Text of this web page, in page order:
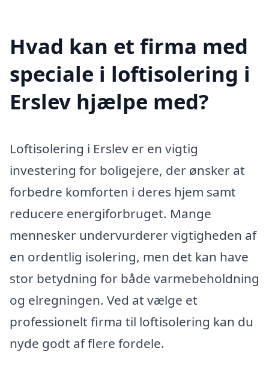
Hvad kan et firma med
speciale i loftisolering i
Erslev hjælpe med?
Loftisolering i Erslev er en vigtig
investering for boligejere, der ønsker at
forbedre komforten i deres hjem samt
reducere energiforbruget. Mange
mennesker undervurderer vigtigheden af
en ordentlig isolering, men det kan have
stor betydning for både varmebeholdning
og elregningen. Ved at vælge et
professionelt firma til loftisolering kan du
nyde godt af flere fordele.